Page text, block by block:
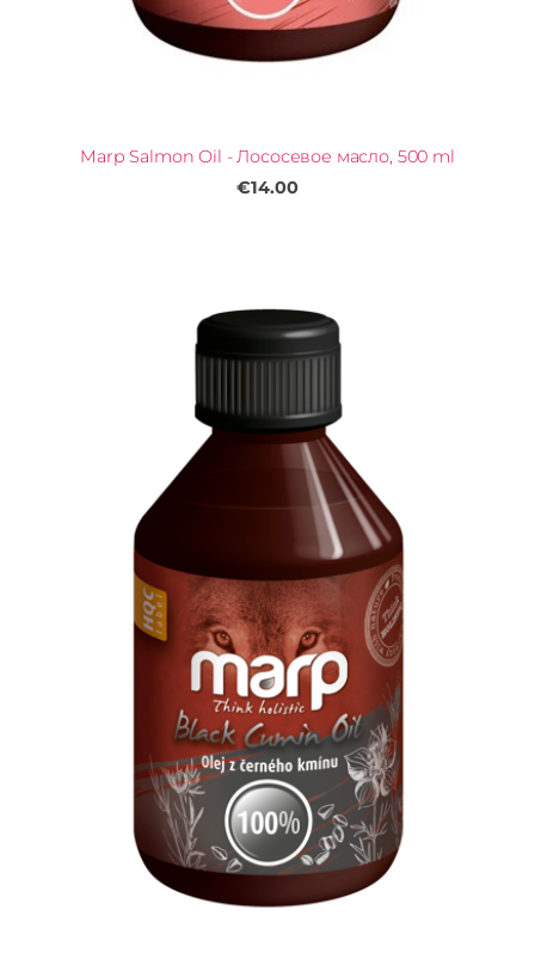
Marp Salmon Oil - Лососевое масло, 500 ml
€14.00